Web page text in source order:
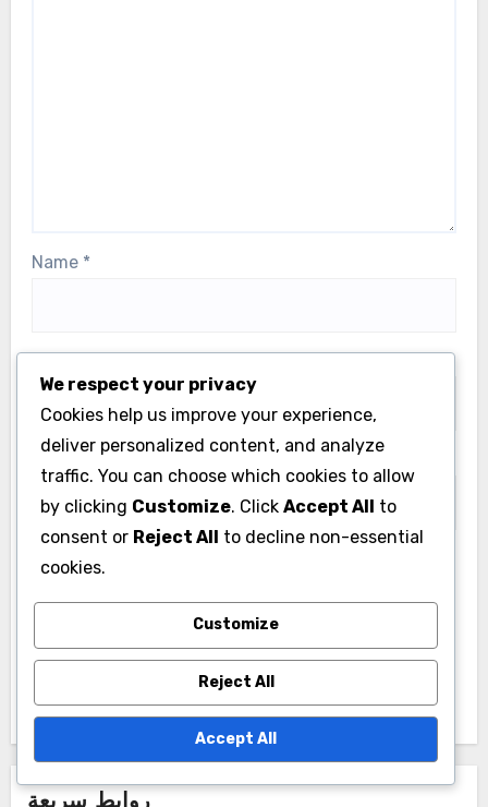
Name *
for the next time I comment.
روابط سريعة
We respect your privacy
Cookies help us improve your experience,
deliver personalized content, and analyze
traffic. You can choose which cookies to allow
by clicking Customize. Click Accept All to
consent or Reject All to decline non-essential
cookies.
Customize
Reject All
Accept All